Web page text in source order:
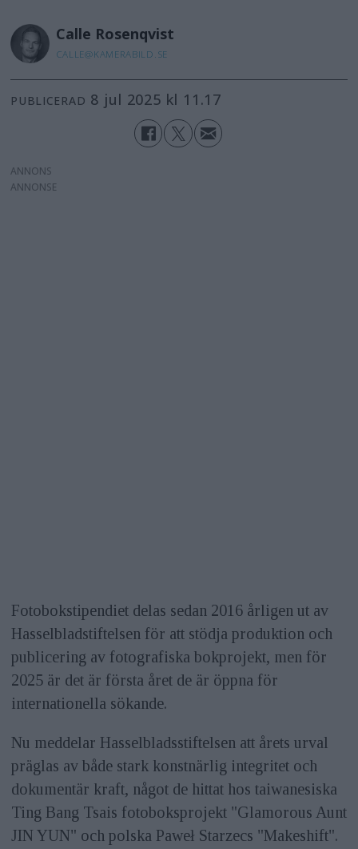
Calle Rosenqvist
CALLE@KAMERABILD.SE
PUBLICERAD 8 jul 2025 kl 11.17
ANNONS
Fotobokstipendiet delas sedan 2016 årligen ut av
Hasselbladstiftelsen för att stödja produktion och
publicering av fotografiska bokprojekt, men för
2025 är det är första året de är öppna för
internationella sökande.
Nu meddelar Hasselbladsstiftelsen att årets urval
präglas av både stark konstnärlig integritet och
dokumentär kraft, något de hittat hos taiwanesiska
Ting Bang Tsais fotoboksprojekt "Glamorous Aunt
JIN YUN" och polska Paweł Starzecs "Makeshift".